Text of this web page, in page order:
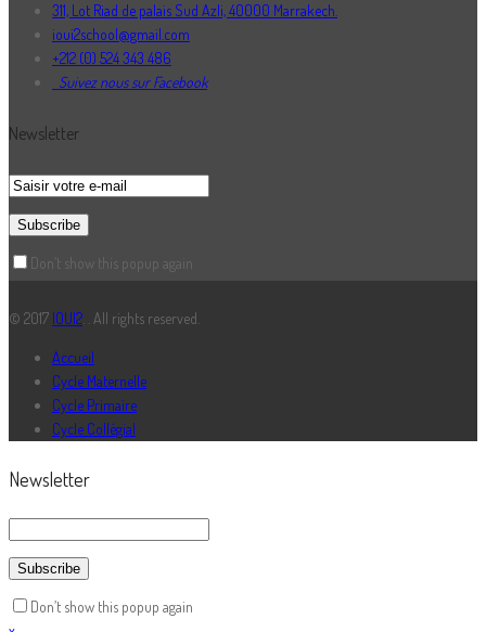
311, Lot Riad de palais Sud Azli, 40000 Marrakech.
ioui2school@gmail.com
+212 (0) 524 343 486
Suivez nous sur Facebook
Newsletter
Don’t show this popup again
© 2017 IOUI2 . . All rights reserved.
Accueil
Cycle Maternelle
Cycle Primaire
Cycle Collégial
Newsletter
Don’t show this popup again